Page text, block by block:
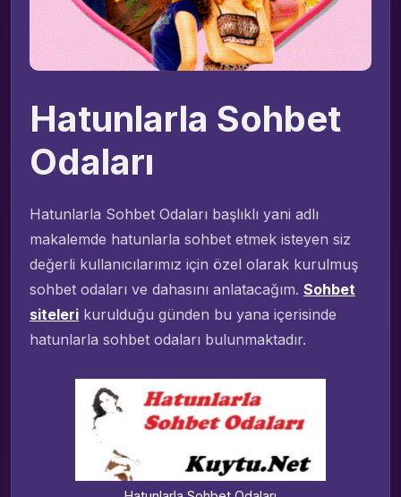
Hatunlarla Sohbet
Odaları
Hatunlarla Sohbet Odaları başlıklı yani adlı
makalemde hatunlarla sohbet etmek isteyen siz
değerli kullanıcılarımız için özel olarak kurulmuş
sohbet odaları ve dahasını anlatacağım. Sohbet
siteleri kurulduğu günden bu yana içerisinde
hatunlarla sohbet odaları bulunmaktadır.